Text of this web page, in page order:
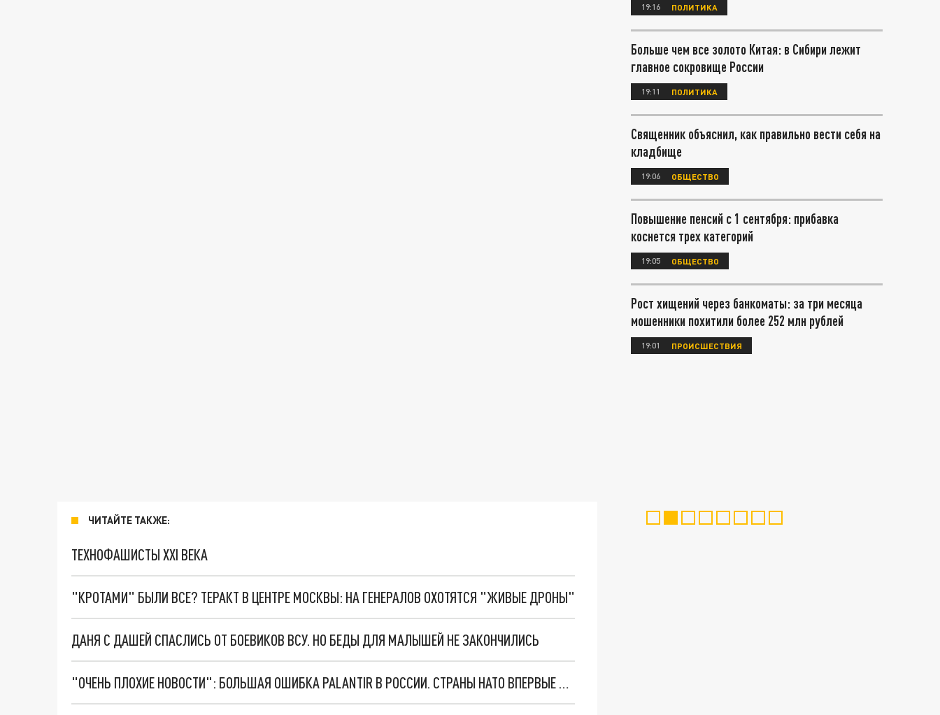
ЧИТАЙТЕ ТАКЖЕ:
ТЕХНОФАШИСТЫ XXI ВЕКА
"КРОТАМИ" БЫЛИ ВСЕ? ТЕРАКТ В ЦЕНТРЕ МОСКВЫ: НА ГЕНЕРАЛОВ ОХОТЯТСЯ "ЖИВЫЕ ДРОНЫ"
ДАНЯ С ДАШЕЙ СПАСЛИСЬ ОТ БОЕВИКОВ ВСУ. НО БЕДЫ ДЛЯ МАЛЫШЕЙ НЕ ЗАКОНЧИЛИСЬ
"ОЧЕНЬ ПЛОХИЕ НОВОСТИ": БОЛЬШАЯ ОШИБКА PALANTIR В РОССИИ. СТРАНЫ НАТО ВПЕРВЫЕ ЗА СВО ОСТАНОВИЛИ ПОСТАВКИ ОРУЖИЯ. ВСУ ТЕРЯЮТ ПРИГРАНИЧЬЕ?
19:16 ПОЛИТИКА
Больше чем все золото Китая: в Сибири лежит
главное сокровище России
19:11 ПОЛИТИКА
Священник объяснил, как правильно вести себя на
кладбище
19:06 ОБЩЕСТВО
Повышение пенсий с 1 сентября: прибавка
коснется трех категорий
19:05 ОБЩЕСТВО
Рост хищений через банкоматы: за три месяца
мошенники похитили более 252 млн рублей
19:01 ПРОИСШЕСТВИЯ